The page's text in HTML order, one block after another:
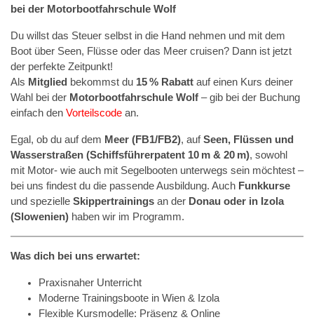
bei der Motorbootfahrschule Wolf
Du willst das Steuer selbst in die Hand nehmen und mit dem
Boot über Seen, Flüsse oder das Meer cruisen? Dann ist jetzt
der perfekte Zeitpunkt!
Als Mitglied bekommst du 15 % Rabatt auf einen Kurs deiner
Wahl bei der Motorbootfahrschule Wolf – gib bei der Buchung
einfach den Vorteilscode an.
Egal, ob du auf dem Meer (FB1/FB2), aufSeen, Flüssen und
Wasserstraßen (Schiffsführerpatent 10 m & 20 m), sowohl
mit Motor- wie auch mit Segelbooten unterwegs sein möchtest –
bei uns findest du die passende Ausbildung. Auch Funkkurse
und spezielle Skippertrainings an der Donau oder in Izola
(Slowenien) haben wir im Programm.
Was dich bei uns erwartet:
Praxisnaher Unterricht
Moderne Trainingsboote in Wien & Izola
Flexible Kursmodelle: Präsenz & Online